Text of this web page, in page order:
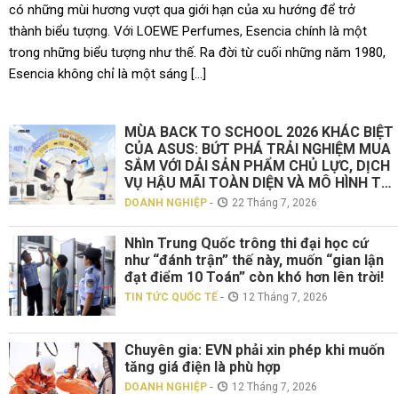
có những mùi hương vượt qua giới hạn của xu hướng để trở
thành biểu tượng. Với LOEWE Perfumes, Esencia chính là một
trong những biểu tượng như thế. Ra đời từ cuối những năm 1980,
Esencia không chỉ là một sáng […]
MÙA BACK TO SCHOOL 2026 KHÁC BIỆT
CỦA ASUS: BỨT PHÁ TRẢI NGHIỆM MUA
SẮM VỚI DẢI SẢN PHẨM CHỦ LỰC, DỊCH
VỤ HẬU MÃI TOÀN DIỆN VÀ MÔ HÌNH TƯ
VẤN TRỰC TIẾP “TOUCH ASUS”
DOANH NGHIỆP - 22 Tháng 7, 2026
Nhìn Trung Quốc trông thi đại học cứ
như “đánh trận” thế này, muốn “gian lận
đạt điểm 10 Toán” còn khó hơn lên trời!
TIN TỨC QUỐC TẾ - 12 Tháng 7, 2026
Chuyên gia: EVN phải xin phép khi muốn
tăng giá điện là phù hợp
DOANH NGHIỆP - 12 Tháng 7, 2026